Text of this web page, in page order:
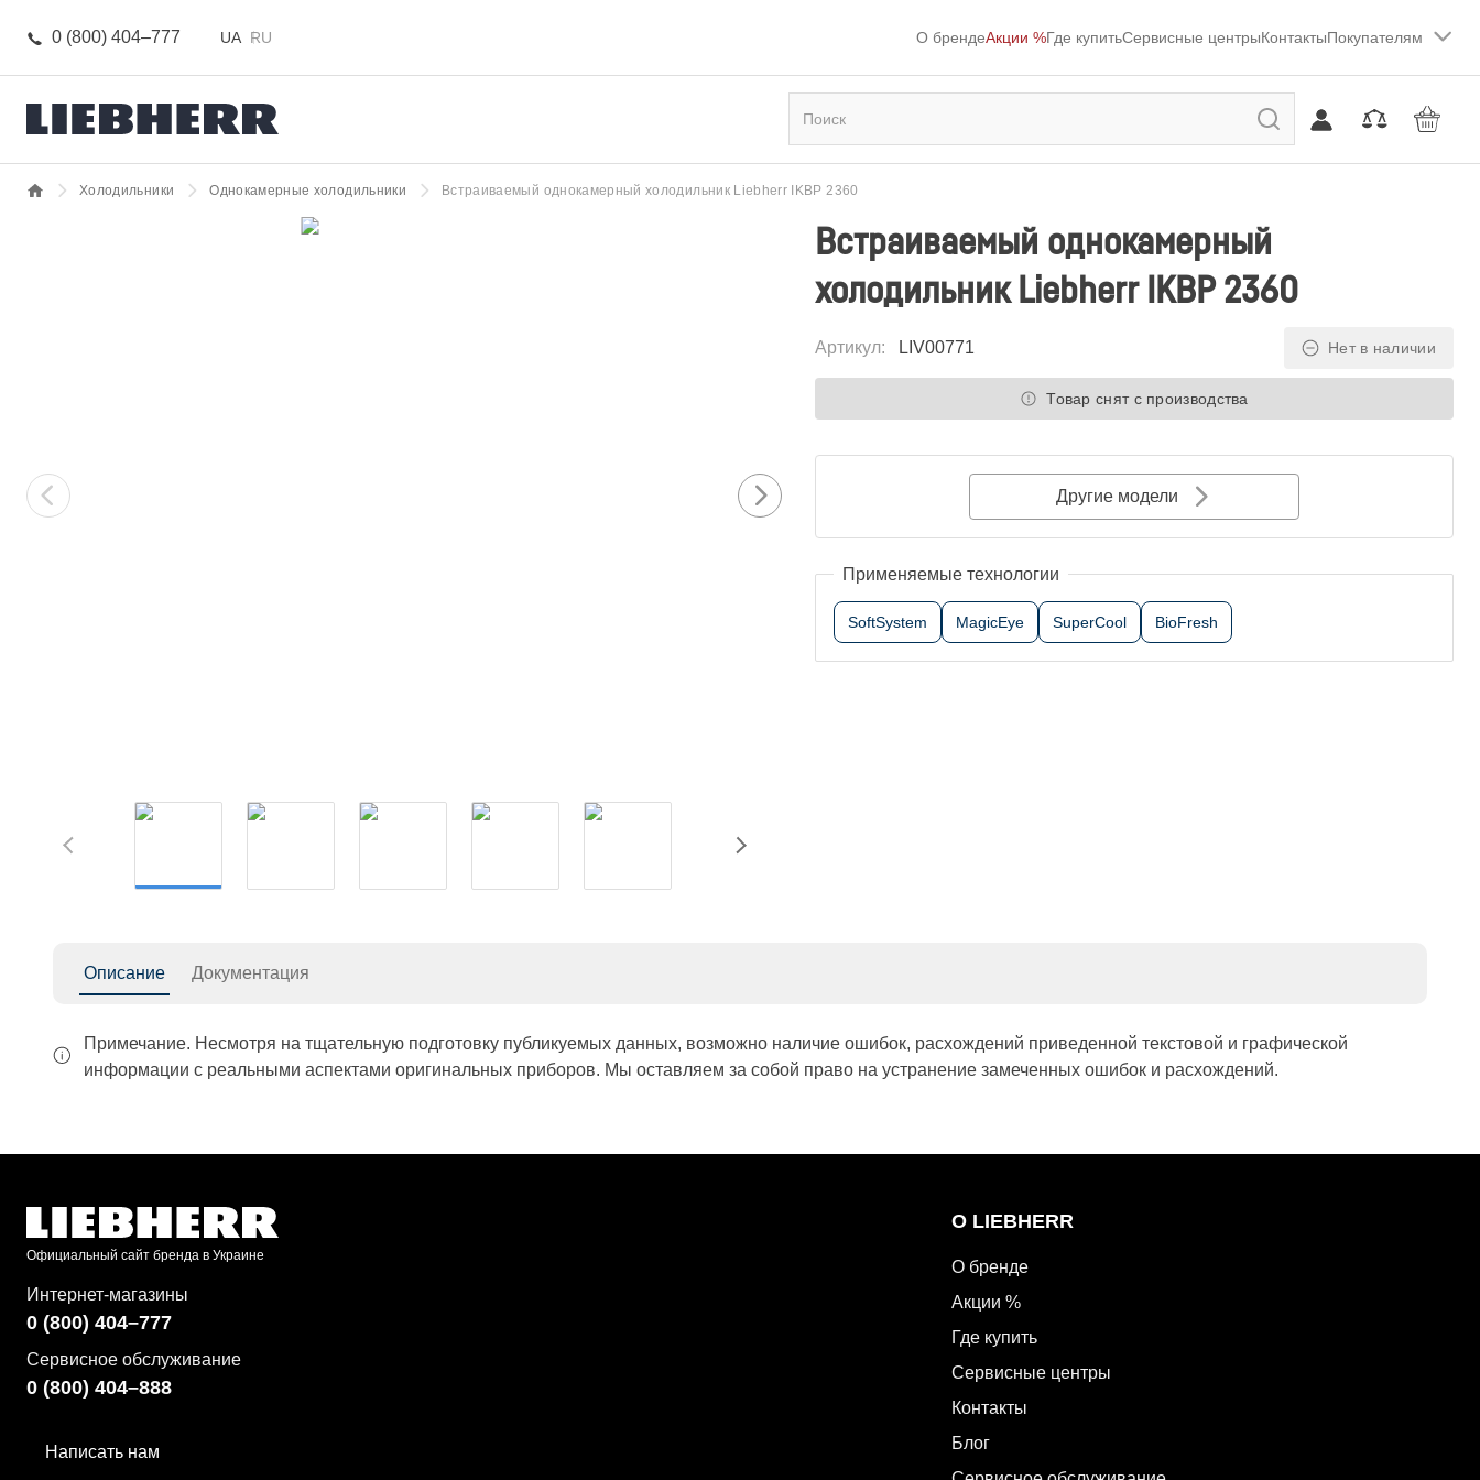
0 (800) 404–777 UA RU О брендеАкции %Где купитьСервисные центрыКонтактыПокупателям
Холодильники Однокамерные холодильники Встраиваемый однокамерный холодильник Liebherr IKBP 2360
Встраиваемый однокамерный
холодильник Liebherr IKBP 2360
Артикул: LIV00771 Нет в наличии
Товар снят с производства
Другие модели
Применяемые технологии
SoftSystem MagicEye SuperCool BioFresh
Описание Документация
Примечание. Несмотря на тщательную подготовку публикуемых данных, возможно наличие ошибок, расхождений приведенной текстовой и графической
информации с реальными аспектами оригинальных приборов. Мы оставляем за собой право на устранение замеченных ошибок и расхождений.
Официальный сайт бренда в Украине
Интернет-магазины
0 (800) 404–777
Сервисное обслуживание
0 (800) 404–888
Написать нам
О LIEBHERR
О бренде
Акции %
Где купить
Сервисные центры
Контакты
Блог